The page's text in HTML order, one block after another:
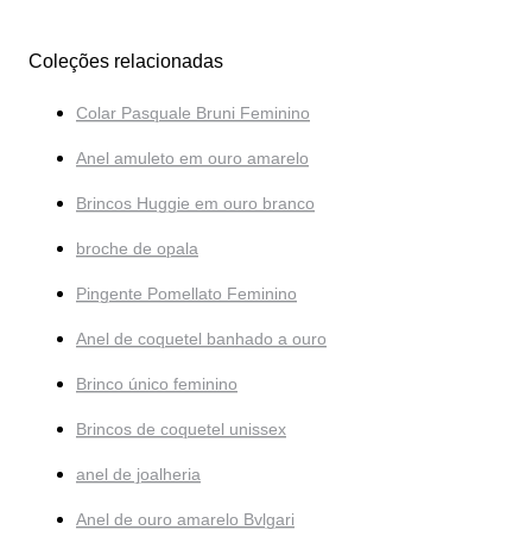
Coleções relacionadas
Colar Pasquale Bruni Feminino
Anel amuleto em ouro amarelo
Brincos Huggie em ouro branco
broche de opala
Pingente Pomellato Feminino
Anel de coquetel banhado a ouro
Brinco único feminino
Brincos de coquetel unissex
anel de joalheria
Anel de ouro amarelo Bvlgari